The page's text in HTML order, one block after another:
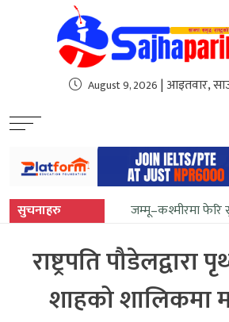
sweet bonanza
August 9, 2026 | आइतवार,
सुचनाहरु जम्मू–कश्मीरमा फेरि
राष्ट्रपति पौडेलद्वारा
शाहको शालिकमा